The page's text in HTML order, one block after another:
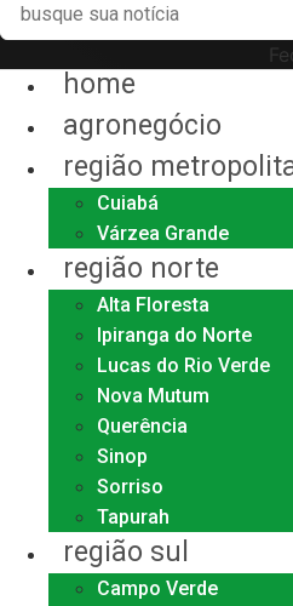
home
agronegócio
região
Cuiabá
Várzea Grande
região norte
Alta Floresta
Ipiranga do Norte
Lucas do Rio Verde
Nova Mutum
Querência
Sinop
Sorriso
Tapurah
região sul
Campo Verde